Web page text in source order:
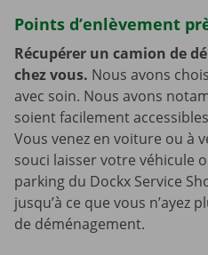
Points d’enlèvement
Récupérer un camion de
chez vous. Nous avons
avec soin. Nous avons
soient facilement
Vous venez en voiture ou à
souci laisser votre véhicule
parking du Dockx Service
jusqu’à ce que vous n’ayez
de déménagement.